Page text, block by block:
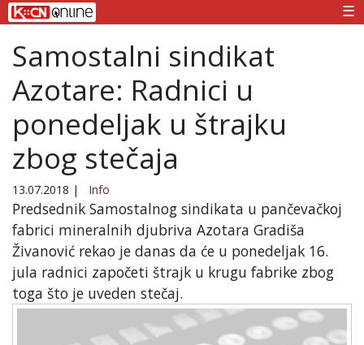
☰
Samostalni sindikat
Azotare: Radnici u
ponedeljak u štrajku
zbog stečaja
13.07.2018 | Info
Predsednik Samostalnog sindikata u pančevačkoj
fabrici mineralnih djubriva Azotara Gradiša
Živanović rekao je danas da će u ponedeljak 16.
jula radnici započeti štrajk u krugu fabrike zbog
toga što je uveden stečaj.